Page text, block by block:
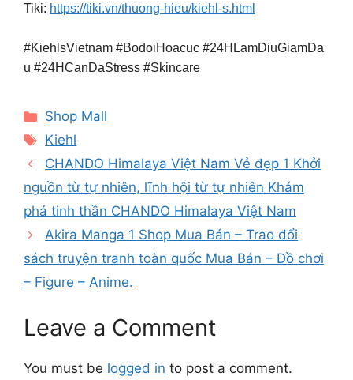
Tiki: https://tiki.vn/thuong-hieu/kiehl-s.html
#KiehlsVietnam #BodoiHoacuc #24HLamDiuGiamDa
u #24HCanDaStress #Skincare
Categories
Shop Mall
Tags
Kiehl
CHANDO Himalaya Việt Nam Vẻ đẹp 1 Khởi
nguồn từ tự nhiên, lĩnh hội từ tự nhiên Khám
phá tinh thần CHANDO Himalaya Việt Nam
Akira Manga 1 Shop Mua Bán – Trao đổi
sách truyện tranh toàn quốc Mua Bán – Đồ chơi
– Figure – Anime.
Leave a Comment
You must be logged in to post a comment.